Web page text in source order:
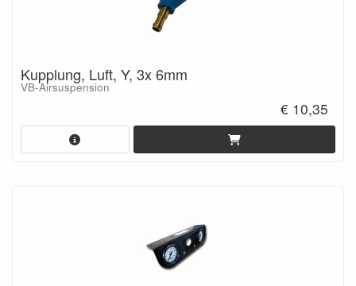
Kupplung, Luft, Y, 3x 6mm
VB-Airsuspension
€ 10,35